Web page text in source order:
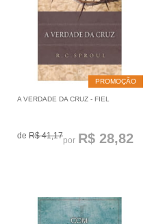
PROMOÇÃO
A VERDADE DA CRUZ - FIEL
de R$ 41,17por R$ 28,82